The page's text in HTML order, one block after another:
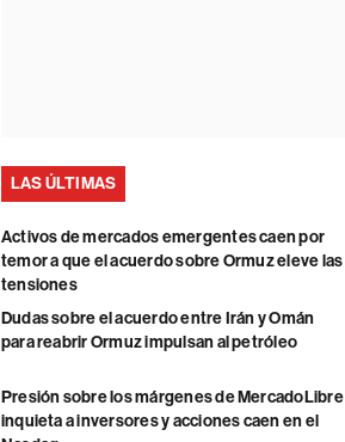
LAS ÚLTIMAS
Activos de mercados emergentes caen por
temor a que el acuerdo sobre Ormuz eleve las
tensiones
Dudas sobre el acuerdo entre Irán y Omán
para reabrir Ormuz impulsan al petróleo
Presión sobre los márgenes de MercadoLibre
inquieta a inversores y acciones caen en el